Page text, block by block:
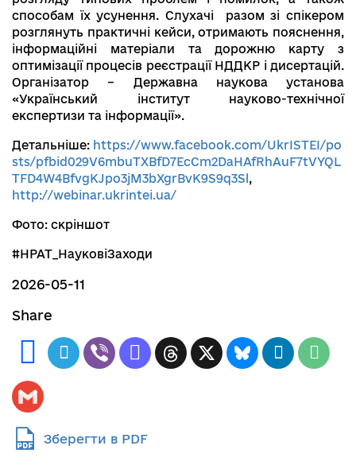
способам їх усунення. Слухачі разом зі спікером
розглянуть практичні кейси, отримають пояснення,
інформаційні матеріали та дорожню карту з
оптимізації процесів реєстрації НДДКР і дисертацій.
Організатор – Державна наукова установа
«Український інститут науково-технічної
експертизи та інформації».
Детальніше: https://www.facebook.com/UkrISTEI/po
sts/pfbid029V6mbuTXBfD7EcCm2DaHAfRhAuF7tVYQL
TFD4W4BfvgKJpo3jM3bXgrBvK9S9q3Sl ,
http://webinar.ukrintei.ua/
Фото: скріншот
#НРАТ_НауковіЗаходи
2026-05-11
Share
Зберегти в PDF